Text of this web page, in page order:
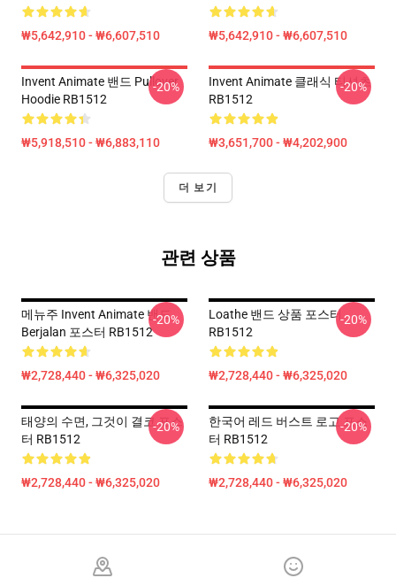
₩5,642,910 - ₩6,607,510 ₩5,642,910 - ₩6,607,510
Invent Animate 밴드 Pullover
Hoodie RB1512
₩5,918,510 - ₩6,883,110
-20%
Invent Animate 클래식 티셔츠
RB1512
₩3,651,700 - ₩4,202,900
-20%
더 보기
관련 상품
메뉴주 Invent Animate 밴드
Berjalan 포스터 RB1512
₩2,728,440 - ₩6,325,020
-20%
Loathe 밴드 상품 포스터
RB1512
₩2,728,440 - ₩6,325,020
-20%
태양의 수면, 그것이 결코 포스
터 RB1512
₩2,728,440 - ₩6,325,020
-20%
한국어 레드 버스트 로고 포스
터 RB1512
₩2,728,440 - ₩6,325,020
-20%